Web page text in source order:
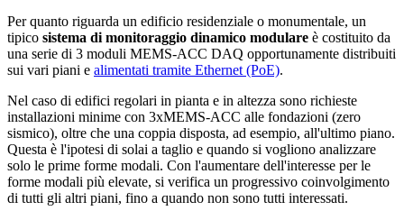
Per quanto riguarda un edificio residenziale o monumentale, un
tipico sistema di monitoraggio dinamico modulare è costituito da
una serie di 3 moduli MEMS-ACC DAQ opportunamente distribuiti
sui vari piani e alimentati tramite Ethernet (PoE).
Nel caso di edifici regolari in pianta e in altezza sono richieste
installazioni minime con 3xMEMS-ACC alle fondazioni (zero
sismico), oltre che una coppia disposta, ad esempio, all'ultimo piano.
Questa è l'ipotesi di solai a taglio e quando si vogliono analizzare
solo le prime forme modali. Con l'aumentare dell'interesse per le
forme modali più elevate, si verifica un progressivo coinvolgimento
di tutti gli altri piani, fino a quando non sono tutti interessati.